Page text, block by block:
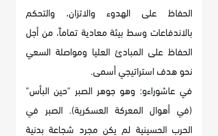
الحفاظ على الهدوء والاتزان، والتحكم
بالاندفاعات وسط بيئة معادية تماماً، من أجل
الحفاظ على المبادئ العليا ومواصلة السعي
نحو هدف استراتيجي أسمى.
في عاشوراءو: وهو جوهر الصبر "حين البأس"
(في أهوال المعركة العسكرية). الصبر في
الحرب الحسينية لم يكن مجرد شجاعة بدنية